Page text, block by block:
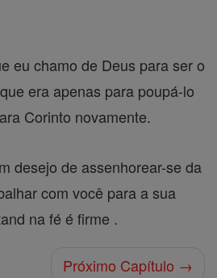
eu chamo de Deus para ser o
era apenas para poupá-lo
Corinto novamente.
desejo de assenhorear-se da
com você para a sua
na fé é firme .
Próximo Capítulo →